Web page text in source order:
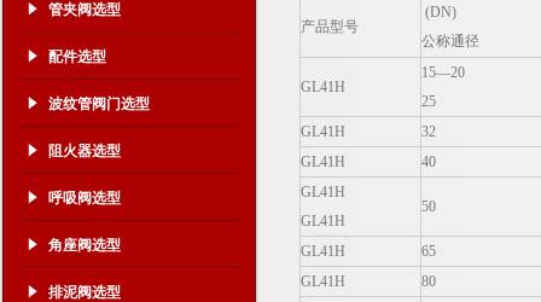
管夹阀选型
配件选型
波纹管阀门选型
阻火器选型
呼吸阀选型
角座阀选型
排泥阀选型
产品型号
(DN)
公称通径
GL41H
15—20
25
GL41H
32
GL41H
40
GL41H
GL41H
50
GL41H
65
GL41H
80